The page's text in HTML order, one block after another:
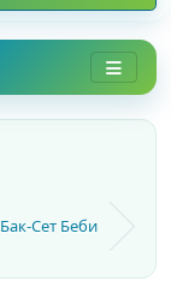
Бак-Сет Беби